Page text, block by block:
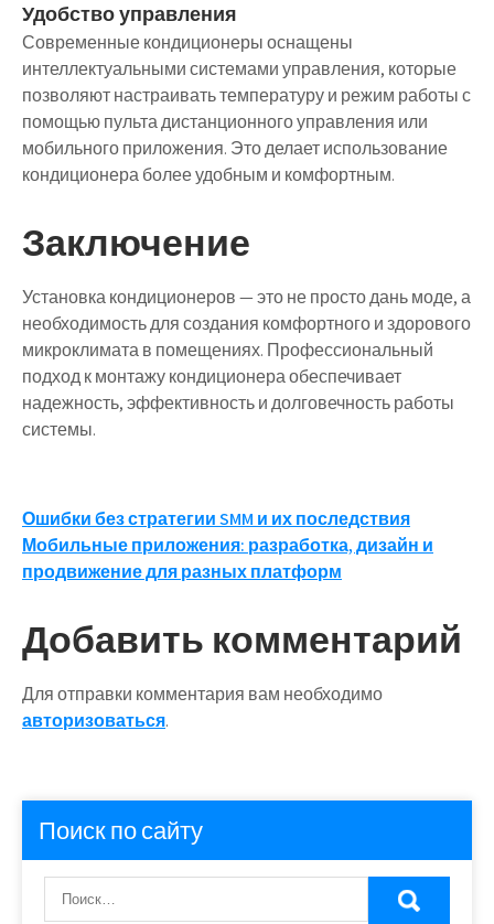
Удобство управления
Современные кондиционеры оснащены
интеллектуальными системами управления, которые
позволяют настраивать температуру и режим работы с
помощью пульта дистанционного управления или
мобильного приложения. Это делает использование
кондиционера более удобным и комфортным.
Заключение
Установка кондиционеров — это не просто дань моде, а
необходимость для создания комфортного и здорового
микроклимата в помещениях. Профессиональный
подход к монтажу кондиционера обеспечивает
надежность, эффективность и долговечность работы
системы.
Навигация
по
Ошибки без стратегии SMM и их последствия
Мобильные приложения: разработка, дизайн и
продвижение для разных платформ
Добавить комментарий
Для отправки комментария вам необходимо
авторизоваться.
Поиск по сайту